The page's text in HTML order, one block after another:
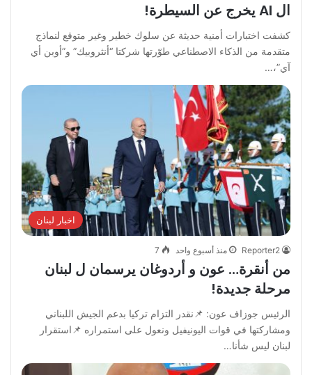
ال AI يخرج عن السيطرة!
كشفت اختبارات أمنية حديثة عن سلوك خطير وغير متوقع لنماذج
متقدمة من الذكاء الاصطناعي طوّرتها شركتا “أنثروبيك” و”أوبن أي
آي”،…
اخبار لبنان
Reporter2 منذ أسبوع واحد 7
من أنقرة… عون و أردوغان يرسمان ل لبنان
مرحلة جديدة!
الرئيس جوزاف عون: 📌نقدر التزام تركيا بدعم الجيش اللبناني
ومشاركتها في قوات اليونيفيل ونعول على استمراره 📌استقرار
لبنان ليس شأنا…